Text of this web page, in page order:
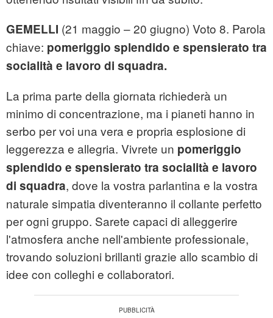
GEMELLI (21 maggio – 20 giugno) Voto 8. Parola
chiave: pomeriggio splendido e spensierato tra
socialità e lavoro di squadra.
La prima parte della giornata richiederà un
minimo di concentrazione, ma i pianeti hanno in
serbo per voi una vera e propria esplosione di
leggerezza e allegria. Vivrete un pomeriggio
splendido e spensierato tra socialità e lavoro
di squadra, dove la vostra parlantina e la vostra
naturale simpatia diventeranno il collante perfetto
per ogni gruppo. Sarete capaci di alleggerire
l'atmosfera anche nell'ambiente professionale,
trovando soluzioni brillanti grazie allo scambio di
idee con colleghi e collaboratori.